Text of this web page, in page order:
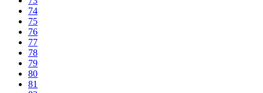
74
75
76
77
78
79
80
81